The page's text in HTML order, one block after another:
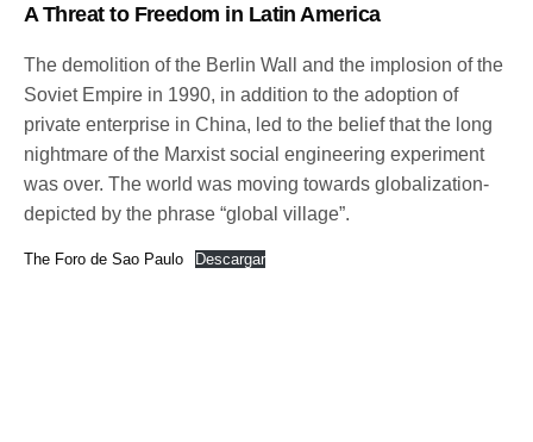
A Threat to Freedom in Latin America
The demolition of the Berlin Wall and the implosion of the
Soviet Empire in 1990, in addition to the adoption of
private enterprise in China, led to the belief that the long
nightmare of the Marxist social engineering experiment
was over. The world was moving towards globalization-
depicted by the phrase “global village”.
The Foro de Sao Paulo Descargar